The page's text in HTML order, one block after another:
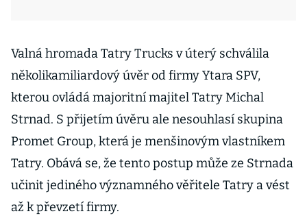
Valná hromada Tatry Trucks v úterý schválila
několikamiliardový úvěr od firmy Ytara SPV,
kterou ovládá majoritní majitel Tatry Michal
Strnad. S přijetím úvěru ale nesouhlasí skupina
Promet Group, která je menšinovým vlastníkem
Tatry. Obává se, že tento postup může ze Strnada
učinit jediného významného věřitele Tatry a vést
až k převzetí firmy.